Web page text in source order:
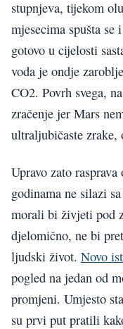
stupnjeva, tijekom
mjesecima spušta
gotovo u cijelosti
voda je ondje
CO2. Povrh svega,
zračenje jer Mars
ultraljubičaste zrake,
Upravo zato rasprava
godinama ne silazi
morali bi živjeti pod
djelomično, ne bi
ljudski život. Novo
pogled na jedan od
promjeni. Umjesto
su prvi put pratili